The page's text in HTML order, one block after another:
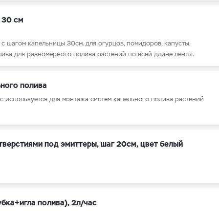
30 см
с шагом капельницы 30см. для огурцов, помидоров, капусты.
для равномерного полива растений по всей длине ленты.
полива
для монтажа систем капельного полива растений
под эмиттеры, шаг 20см, цвет белый
полива), 2л/час